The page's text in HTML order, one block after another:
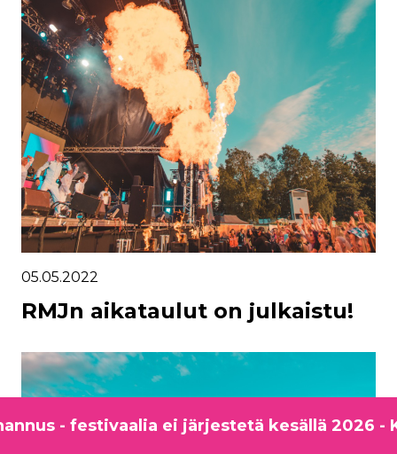
05.05.2022
RMJn aikataulut on julkaistu!
- festivaalia ei järjestetä kesällä 2026